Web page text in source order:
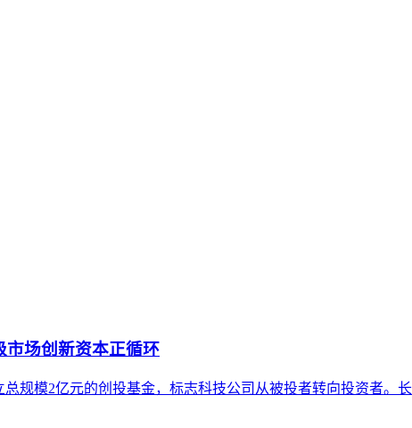
市场创新资本正循环
规模2亿元的创投基金，标志科技公司从被投者转向投资者